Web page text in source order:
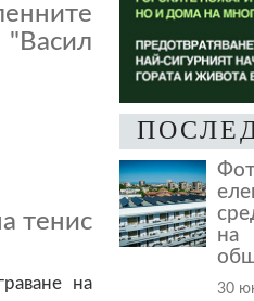
тенис
на
на
30